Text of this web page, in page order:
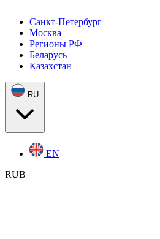
Санкт-Петербург
Москва
Регионы РФ
Беларусь
Казахстан
RU
EN
RUB